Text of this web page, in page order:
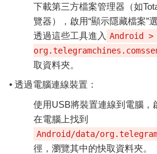
下載第三方檔案管理器（如
覽器），啟用“顯示隱藏檔案”選
透過這些工具進入 Android
取資料夾。
• 透過電腦連線裝置：
使用USB將裝置連線到電腦，
在電腦上找到
Android/data/
徑，瀏覽其中的快取資料夾。